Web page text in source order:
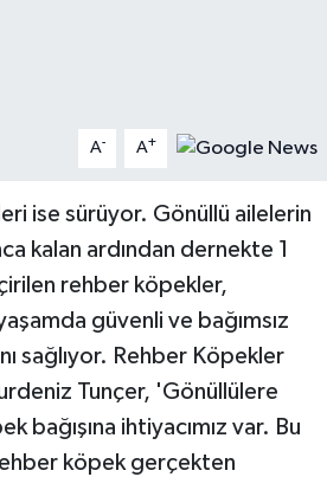
A- A+
ise sürüyor. Gönüllü ailelerin
kalan ardından dernekte 1
rehber köpekler,
güvenli ve bağımsız
sağlıyor. Rehber Köpekler
Tunçer, 'Gönüllülere
bağışına ihtiyacımız var. Bu
köpek gerçekten